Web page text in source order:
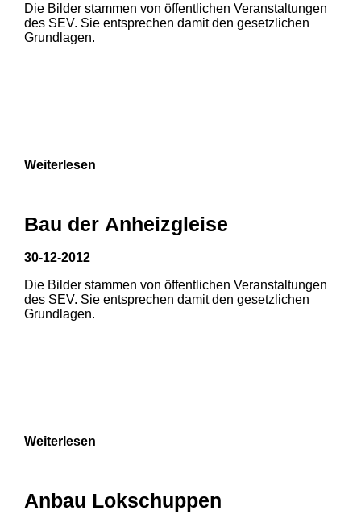
1 2
1 2
Die Bilder stammen von öffentlichen Veranstaltungen
des SEV. Sie entsprechen damit den gesetzlichen
Grundlagen.
Weiterlesen
Bau der Anheizgleise
30-12-2012
Die Bilder stammen von öffentlichen Veranstaltungen
des SEV. Sie entsprechen damit den gesetzlichen
Grundlagen.
Weiterlesen
Anbau Lokschuppen